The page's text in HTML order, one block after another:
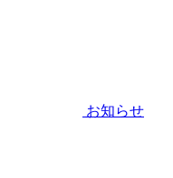
お知らせ